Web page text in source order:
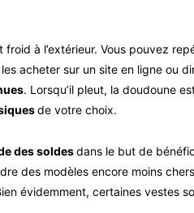
à l’extérieur. Vous pouvez
acheter sur un site en ligne ou
. Lorsqu’il pleut, la doudoune
de votre choix.
des soldesdans le but de
des modèles encore moins
évidemment, certaines vestes